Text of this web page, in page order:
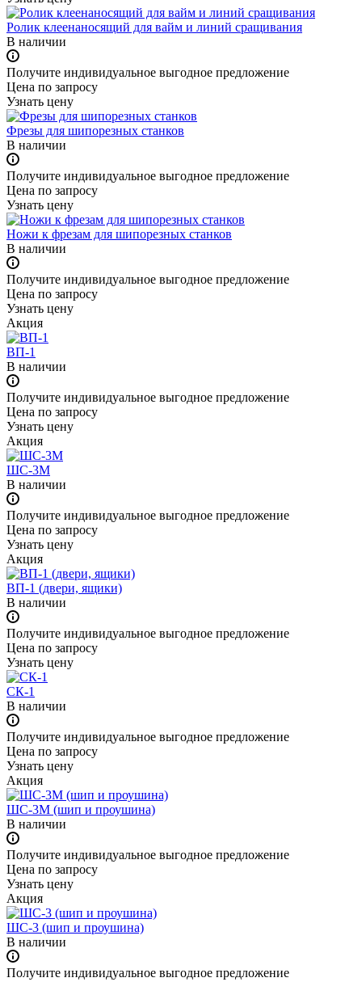
Ролик клеенаносящий для вайм и линий сращивания
В наличии
Получите индивидуальное выгодное предложение
Цена по запросу
Узнать цену
Фрезы для шипорезных станков
В наличии
Получите индивидуальное выгодное предложение
Цена по запросу
Узнать цену
Ножи к фрезам для шипорезных станков
В наличии
Получите индивидуальное выгодное предложение
Цена по запросу
Узнать цену
Акция
ВП-1
В наличии
Получите индивидуальное выгодное предложение
Цена по запросу
Узнать цену
Акция
ШС-3М
В наличии
Получите индивидуальное выгодное предложение
Цена по запросу
Узнать цену
Акция
ВП-1 (двери, ящики)
В наличии
Получите индивидуальное выгодное предложение
Цена по запросу
Узнать цену
СК-1
В наличии
Получите индивидуальное выгодное предложение
Цена по запросу
Узнать цену
Акция
ШС-3М (шип и проушина)
В наличии
Получите индивидуальное выгодное предложение
Цена по запросу
Узнать цену
Акция
ШС-3 (шип и проушина)
В наличии
Получите индивидуальное выгодное предложение